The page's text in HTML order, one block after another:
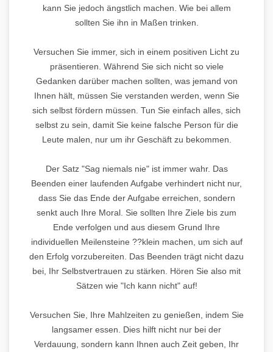
kann Sie jedoch ängstlich machen. Wie bei allem
sollten Sie ihn in Maßen trinken.
Versuchen Sie immer, sich in einem positiven Licht zu
präsentieren. Während Sie sich nicht so viele
Gedanken darüber machen sollten, was jemand von
Ihnen hält, müssen Sie verstanden werden, wenn Sie
sich selbst fördern müssen. Tun Sie einfach alles, sich
selbst zu sein, damit Sie keine falsche Person für die
Leute malen, nur um ihr Geschäft zu bekommen.
Der Satz "Sag niemals nie" ist immer wahr. Das
Beenden einer laufenden Aufgabe verhindert nicht nur,
dass Sie das Ende der Aufgabe erreichen, sondern
senkt auch Ihre Moral. Sie sollten Ihre Ziele bis zum
Ende verfolgen und aus diesem Grund Ihre
individuellen Meilensteine ??klein machen, um sich auf
den Erfolg vorzubereiten. Das Beenden trägt nicht dazu
bei, Ihr Selbstvertrauen zu stärken. Hören Sie also mit
Sätzen wie "Ich kann nicht" auf!
Versuchen Sie, Ihre Mahlzeiten zu genießen, indem Sie
langsamer essen. Dies hilft nicht nur bei der
Verdauung, sondern kann Ihnen auch Zeit geben, Ihr